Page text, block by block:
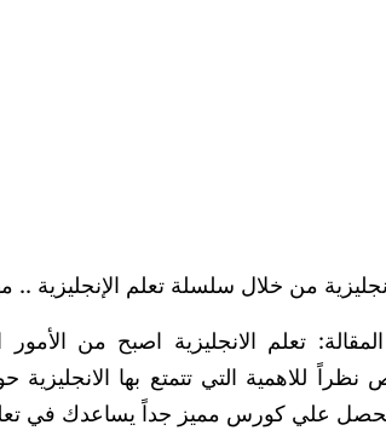
من خلال سلسلة تعلم الإنجليزية ..
تعلم الانجليزية اصبح من
نظراً للاهمية التي تتمتع بها
علي كورس مميز جداً يساعدك في تعلم